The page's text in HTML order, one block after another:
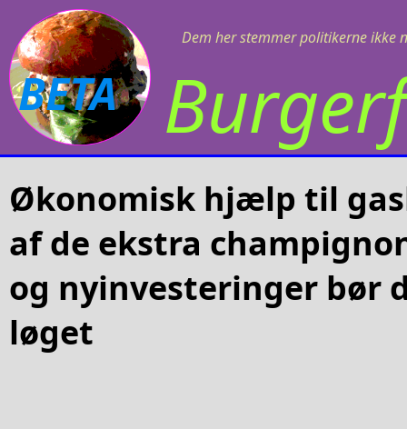
Dem her stemmer politikerne ikke
BETA
Økonomisk hjælp til
af de ekstra
og nyinvesteringer bør
løget